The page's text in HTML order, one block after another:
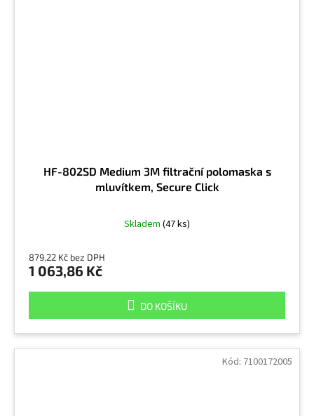
HF-802SD Medium 3M filtrační polomaska s
mluvítkem, Secure Click
Skladem (47 ks)
879,22 Kč bez DPH
1 063,86 Kč
DO KOŠÍKU
Kód: 7100172005